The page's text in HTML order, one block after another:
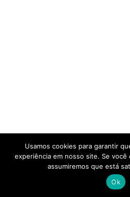
Usamos cookies para garantir
experiência em nosso site. Se
assumiremos que está
Ok